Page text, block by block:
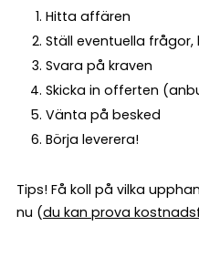
Hitta affären
Ställ eventuella
Svara på kraven
Skicka in offerten
Vänta på besked
Börja leverera!
Tips! Få koll på vilka
nu (du kan prova